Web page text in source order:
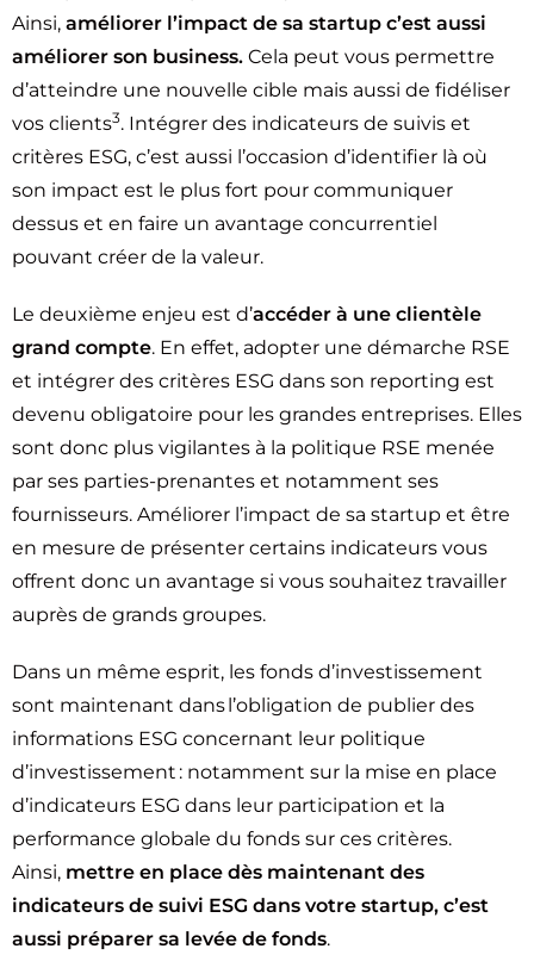
Ainsi, améliorer l’impact de sa startup c’est aussi
améliorer son business. Cela peut vous permettre
d’atteindre une nouvelle cible mais aussi de fidéliser
vos clients3. Intégrer des indicateurs de suivis et
critères ESG, c’est aussi l’occasion d’identifier là où
son impact est le plus fort pour communiquer
dessus et en faire un avantage concurrentiel
pouvant créer de la valeur.
Le deuxième enjeu est d’accéder à une clientèle
grand compte. En effet, adopter une démarche RSE
et intégrer des critères ESG dans son reporting est
devenu obligatoire pour les grandes entreprises. Elles
sont donc plus vigilantes à la politique RSE menée
par ses parties-prenantes et notamment ses
fournisseurs. Améliorer l’impact de sa startup et être
en mesure de présenter certains indicateurs vous
offrent donc un avantage si vous souhaitez travailler
auprès de grands groupes.
Dans un même esprit, les fonds d’investissement
sont maintenant dans l’obligation de publier des
informations ESG concernant leur politique
d’investissement : notamment sur la mise en place
d’indicateurs ESG dans leur participation et la
performance globale du fonds sur ces critères.
Ainsi, mettre en place dès maintenant des
indicateurs de suivi ESG dans votre startup, c’est
aussi préparer sa levée de fonds.